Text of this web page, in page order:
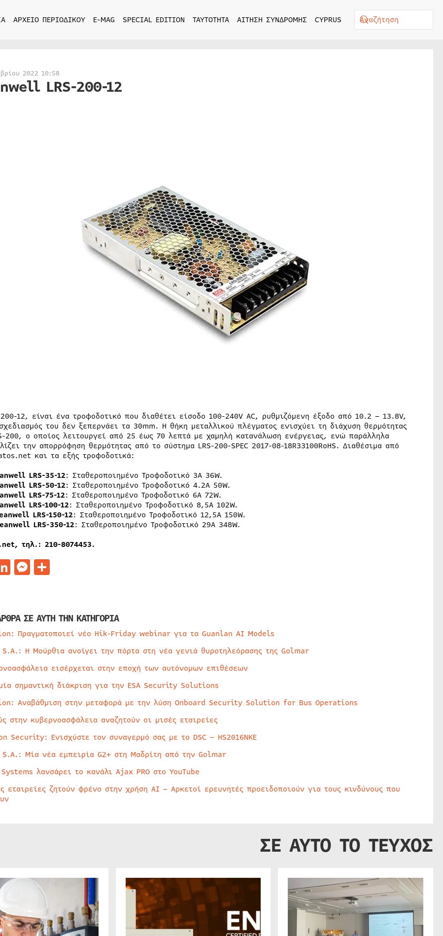
ΑΡΧΕΙΟ ΠΕΡΙΟΔΙΚΟΥ E-MAG SPECIAL EDITION ΤΑΥΤΟΤΗΤΑ ΑΙΤΗΣΗ ΣΥΝΔΡΟΜΗΣ CYPRUS
2022 10:58
LRS-200-12
200-12, είναι ένα τροφοδοτικό που διαθέτει είσοδο 100-240V AC, ρυθμιζόμενη έξοδο από 10.2 – 13.8V,
του δεν ξεπερνάει τα 30mm. Η θήκη μεταλλικού πλέγματος ενισχύει τη διάχυση θερμότητας
200, ο οποίος λειτουργεί από 25 έως 70 λεπτά με χαμηλή κατανάλωση ενέργειας, ενώ παράλληλα
την απορρόφηση θερμότητας από το σύστημα LRS-200-SPEC 2017-08-18R33100RoHS. Διαθέσιμα από
και τα εξής τροφοδοτικά:
LRS-35-12: Σταθεροποιημένο Τροφοδοτικό 3A 36W.
LRS-50-12: Σταθεροποιημένο Τροφοδοτικό 4.2A 50W.
LRS-75-12: Σταθεροποιημένο Τροφοδοτικό 6A 72W.
LRS-100-12: Σταθεροποιημένο Τροφοδοτικό 8,5A 102W.
LRS-150-12: Σταθεροποιημένο Τροφοδοτικό 12,5A 150W.
LRS-350-12: Σταθεροποιημένο Τροφοδοτικό 29A 348W.
τηλ.: 210-8074453.
LinkedIn
Messenger
Μοιραστείτε
ΣΕ ΑΥΤΗ ΤΗΝ ΚΑΤΗΓΟΡΙΑ
Πραγματοποιεί νέο Hik-Friday webinar για τα Guanlan AI Models
S.A.: Η Μούρθια ανοίγει την πόρτα στη νέα γενιά θυροτηλεόρασης της Golmar
εισέρχεται στην εποχή των αυτόνομων επιθέσεων
σημαντική διάκριση για την ESA Security Solutions
Αναβάθμιση στην μεταφορά με την λύση Onboard Security Solution for Bus Operations
στην κυβερνοασφάλεια αναζητούν οι μισές εταιρείες
Security: Ενισχύστε τον συναγερμό σας με το DSC – HS2016NKE
S.A.: Μία νέα εμπειρία G2+ στη Μαδρίτη από την Golmar
λανσάρει το κανάλι Ajax PRO στο YouTube
εταιρείες ζητούν φρένο στην χρήση AI – Αρκετοί ερευνητές προειδοποιούν για τους κινδύνους που
ΣΕ ΑΥΤΟ ΤΟ ΤΕΥΧΟΣ